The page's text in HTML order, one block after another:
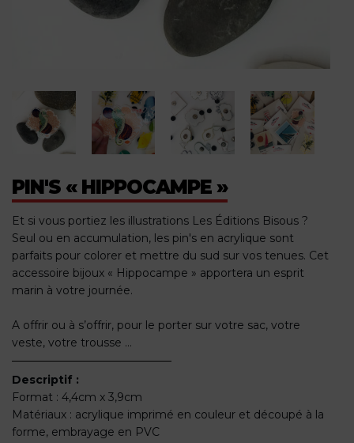
PIN'S « HIPPOCAMPE »
Et si vous portiez les illustrations Les Éditions Bisous ?
Seul ou en accumulation, les pin's en acrylique sont
parfaits pour colorer et mettre du sud sur vos tenues. Cet
accessoire bijoux « Hippocampe » apportera un esprit
marin à votre journée.
A offrir ou à s’offrir, pour le porter sur votre sac, votre
veste, votre trousse …
Descriptif :
Format : 4,4cm x 3,9cm
Matériaux : acrylique imprimé en couleur et découpé à la
forme, embrayage en PVC